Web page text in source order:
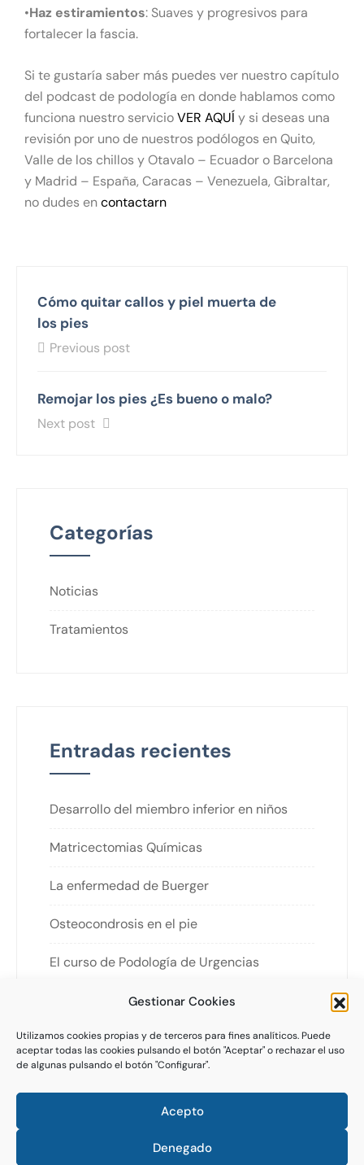
Gestionar Cookies
Utilizamos cookies propias y de terceros para fines analíticos. Puede
aceptar todas las cookies pulsando el botón "Aceptar" o rechazar el uso
de algunas pulsando el botón "Configurar".
Acepto
Denegado
•Haz estiramientos: Suaves y progresivos para
fortalecer la fascia.
Si te gustaría saber más puedes ver nuestro capítulo
del podcast de podología en donde hablamos como
funciona nuestro servicioVER AQUÍ y si deseas una
revisión por uno de nuestros podólogos en Quito,
Valle de los chillos y Otavalo – Ecuador o Barcelona
y Madrid – España, Caracas – Venezuela, Gibraltar,
no dudes encontactarn
Cómo quitar callos y piel muerta de
los pies
Previous post
Remojar los pies ¿Es bueno o malo?
Next post
Categorías
Noticias
Tratamientos
Entradas recientes
Desarrollo del miembro inferior en niños
Matricectomias Químicas
La enfermedad de Buerger
Osteocondrosis en el pie
El curso de Podología de Urgencias
Descubre más sobre nosotros:
Política de privacidad